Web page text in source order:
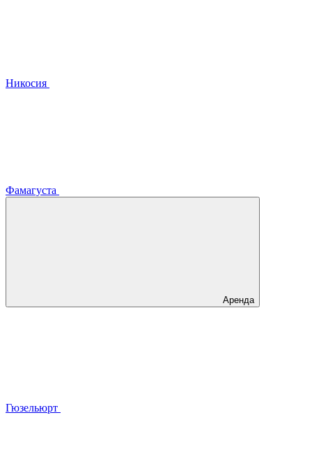
Никосия
Фамагуста
Аренда
Гюзельюрт